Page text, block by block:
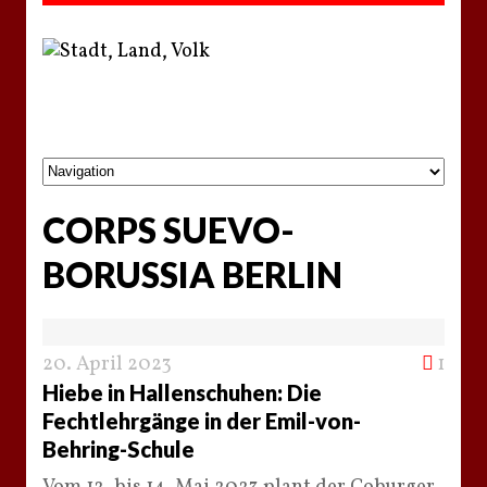
CORPS SUEVO-
BORUSSIA BERLIN
20. April 2023 1
Hiebe in Hallenschuhen: Die
Fechtlehrgänge in der Emil-von-
Behring-Schule